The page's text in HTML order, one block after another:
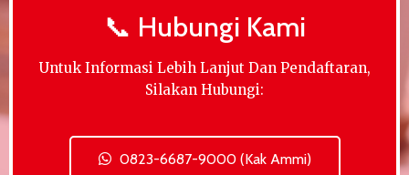
📞 Hubungi Kami
Untuk Informasi Lebih Lanjut Dan Pendaftaran,
Silakan Hubungi:
0823-6687-9000 (Kak Ammi)